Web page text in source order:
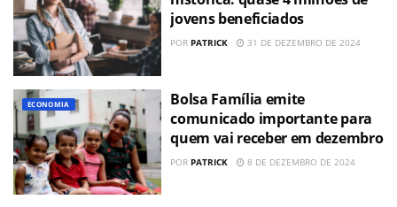
jovens beneficiados
POR PATRICK 31 DE DEZEMBRO DE 2024
ECONOMIA
Bolsa Família emite
comunicado importante para
quem vai receber em dezembro
POR PATRICK 8 DE DEZEMBRO DE 2024